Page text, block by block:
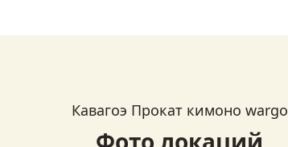
Кавагоэ Прокат кимоно wargo